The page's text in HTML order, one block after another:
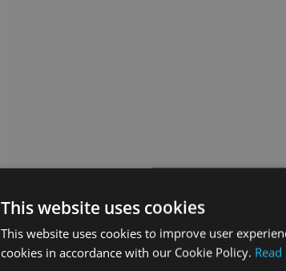
This website uses cookies
This website uses cookies to improve user
cookies in accordance with our Cookie Policy.